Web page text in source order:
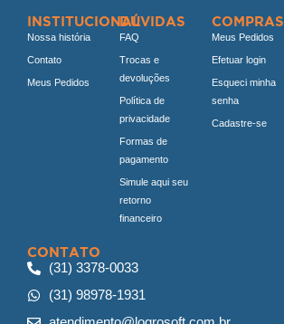
INSTITUCIONAL
Nossa história
Contato
Meus Pedidos
DÚVIDAS
FAQ
Trocas e
devoluções
Política de
privacidade
Formas de
pagamento
Simule aqui seu
retorno
financeiro
COMPRAS
Meus Pedidos
Efetuar login
Esqueci minha
senha
Cadastre-se
CONTATO
(31) 3378-0033
(31) 98978-1931